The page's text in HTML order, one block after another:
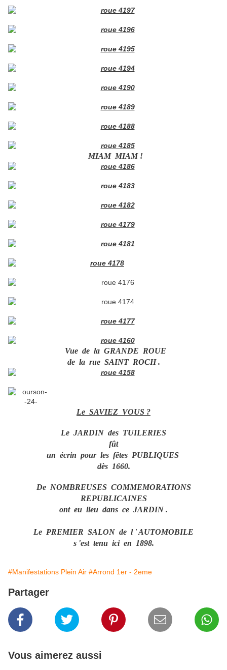
MIAM MIAM !
Vue de la GRANDE ROUE
de la rue SAINT ROCH .
Le SAVIEZ VOUS ?
Le JARDIN des TUILERIES
fût
un écrin pour les fêtes PUBLIQUES
dès 1660.
De NOMBREUSES COMMEMORATIONS
REPUBLICAINES
ont eu lieu dans ce JARDIN .
Le PREMIER SALON de l ' AUTOMOBILE
s 'est tenu ici en 1898.
#Manifestations Plein Air #Arrond 1er - 2eme
Partager
Vous aimerez aussi